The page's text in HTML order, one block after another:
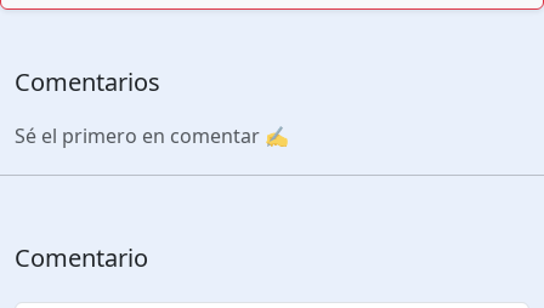
Comentarios
Sé el primero en comentar ✍️
Comentario